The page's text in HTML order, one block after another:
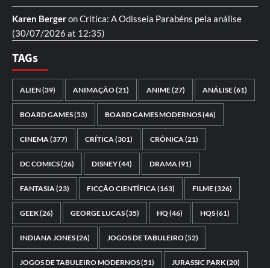
Karen BergeronCrítica: A Odisseia Parabéns pela análise
(30/07/2026 at 12:35)
TAGs
ALIEN(39) ANIMAÇÃO(21) ANIME(27) ANÁLISE(61)
BOARD GAMES(53) BOARD GAMES MODERNOS(46)
CINEMA(377) CRÍTICA(301) CRÔNICA(21)
DC COMICS(26) DISNEY(44) DRAMA(91)
FANTASIA(23) FICÇÃO CIENTÍFICA(163) FILME(326)
GEEK(26) GEORGE LUCAS(35) HQ(46) HQS(61)
INDIANA JONES(26) JOGOS DE TABULEIRO(52)
JOGOS DE TABULEIRO MODERNOS(51) JURASSIC PARK(20)